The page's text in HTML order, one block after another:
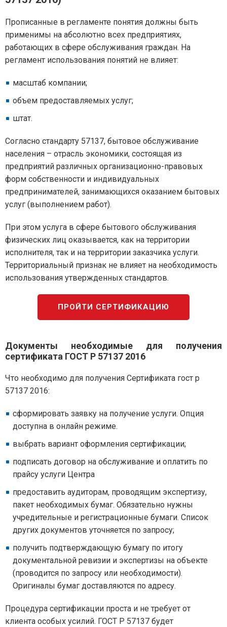
Прописанные в регламенте понятия должны быть
применимы на абсолютно всех предприятиях,
работающих в сфере обслуживания граждан. На
регламент использования понятий не влияет:
масштаб компании;
объем предоставляемых услуг;
штат.
Согласно стандарту 57137, бытовое обслуживание
населения – отрасль экономики, состоящая из
предприятий различных организационно-правовых
форм собственности и индивидуальных
предпринимателей, занимающихся оказанием бытовых
услуг (выполнением работ).
При этом услуга в сфере бытового обслуживания
физических лиц оказывается, как на территории
исполнителя, так и на территории заказчика услуги.
Территориальный признак не влияет на необходимость
использования утвержденных стандартов.
ПРОЙТИ СЕРТИФИКАЦИЮ
Документы необходимые для получения
сертификата ГОСТ Р 57137 2016
Что необходимо для получения Сертификата гост р
57137 2016:
сформировать заявку на получение услуги. Опция
доступна в онлайн режиме.
выбрать вариант оформления сертификации;
подписать договор на обслуживание и оплатить по
прайсу услуги Центра
предоставить аудиторам, проводящим экспертизу,
пакет необходимых бумаг. Обязательно нужны
учредительные и регистрационные бумаги. Список
других документов уточняется по запросу;
получить подтверждающую бумагу по итогу
документальной ревизии и экспертизы на объекте
(проводится по запросу или необходимости).
Оригиналы бумаг доставляются по адресу.
Процедура сертификации проста и не требует от
клиента особых усилий. ГОСТ Р 57137 будет